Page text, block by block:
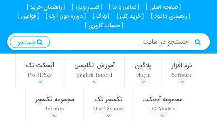
صفحه اصلی تماس با ما اعتبار ویژه
راهنمای خرید
راهنمای دانلود
خرید کلی بلاگ درباره مون آرک
قوانین
حساب کاربری
نرم افزار
Software
پلاگین
Plugin
آموزش انگلیسی
English Tutorial
آبجکت تک
Pro 3DSky
مجموعه آبجکت
3D Models
تکسچر تک
One Textures
مجموعه تکسچر
Textures